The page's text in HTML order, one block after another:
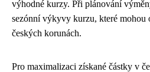
výhodné kurzy. Při plánování
sezónní výkyvy kurzu, které
českých korunách.
Pro maximalizaci získané částky v